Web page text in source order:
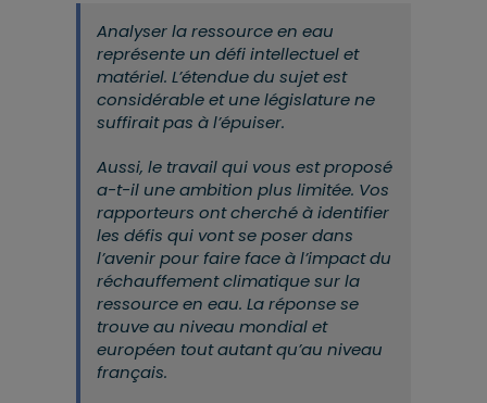
Analyser la ressource en eau
représente un défi intellectuel et
matériel. L’étendue du sujet est
considérable et une législature ne
suffirait pas à l’épuiser.
Aussi, le travail qui vous est proposé
a-t-il une ambition plus limitée. Vos
rapporteurs ont cherché à identifier
les défis qui vont se poser dans
l’avenir pour faire face à l’impact du
réchauffement climatique sur la
ressource en eau. La réponse se
trouve au niveau mondial et
européen tout autant qu’au niveau
français.